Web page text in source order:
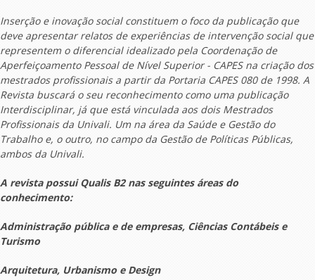
Inserção e inovação social constituem o foco da publicação que
deve apresentar relatos de experiências de intervenção social que
representem o diferencial idealizado pela Coordenação de
Aperfeiçoamento Pessoal de Nível Superior - CAPES na criação dos
mestrados profissionais a partir da Portaria CAPES 080 de 1998. A
Revista buscará o seu reconhecimento como uma publicação
Interdisciplinar, já que está vinculada aos dois Mestrados
Profissionais da Univali. Um na área da Saúde e Gestão do
Trabalho e, o outro, no campo da Gestão de Políticas Públicas,
ambos da Univali.
A revista possui Qualis B2 nas seguintes áreas do
conhecimento:
Administração pública e de empresas, Ciências Contábeis e
Turismo
Arquitetura, Urbanismo e Design